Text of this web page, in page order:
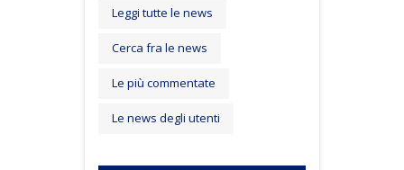
Leggi tutte le news
Cerca fra le news
Le più commentate
Le news degli utenti